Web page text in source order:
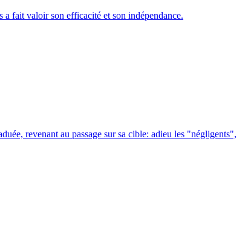
fait valoir son efficacité et son indépendance.
revenant au passage sur sa cible: adieu les "négligents",